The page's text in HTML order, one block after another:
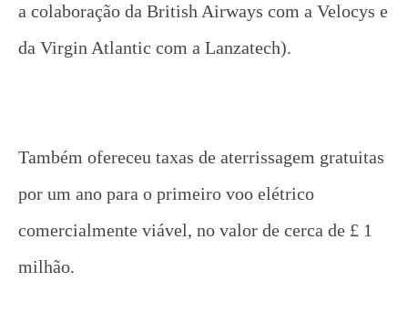
a colaboração da British Airways com a Velocys e
da Virgin Atlantic com a Lanzatech).
Também ofereceu taxas de aterrissagem gratuitas
por um ano para o primeiro voo elétrico
comercialmente viável, no valor de cerca de £ 1
milhão.